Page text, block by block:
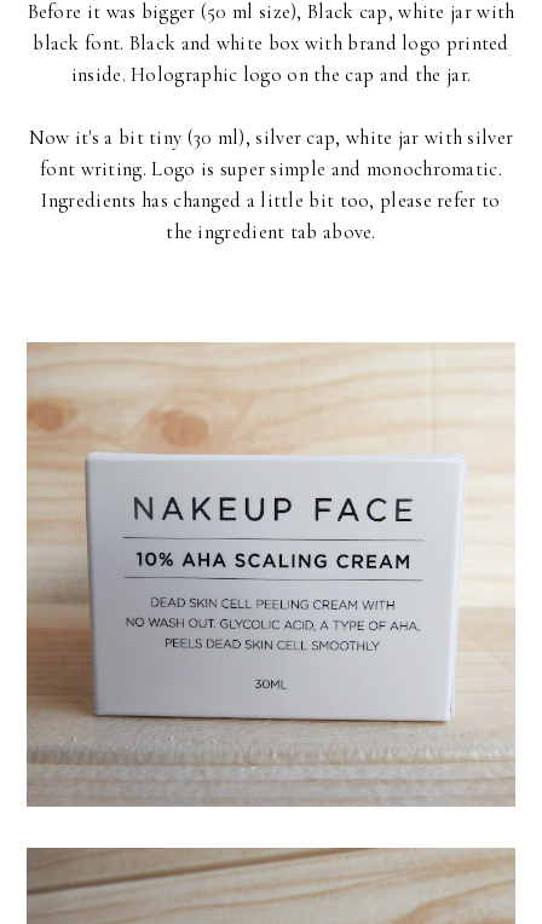
Before it was bigger (50 ml size), Black cap, white jar with
black font. Black and white box with brand logo printed
inside. Holographic logo on the cap and the jar.
Now it's a bit tiny (30 ml), silver cap, white jar with silver
font writing. Logo is super simple and monochromatic.
Ingredients has changed a little bit too, please refer to
the ingredient tab above.